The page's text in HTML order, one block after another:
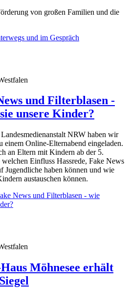
von großen Familien und die
und im Gespräch
und Filterblasen -
unsere Kinder?
NRW haben wir
einem Online-Elternabend eingeladen.
an Eltern mit Kindern ab der 5.
Einfluss Hassrede, Fake News
Jugendliche haben können und wie
austauschen können.
News und Filterblasen - wie
Möhnesee erhält